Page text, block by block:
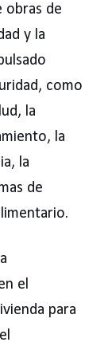
obras de
y la
como
la
la
la
de
el
para